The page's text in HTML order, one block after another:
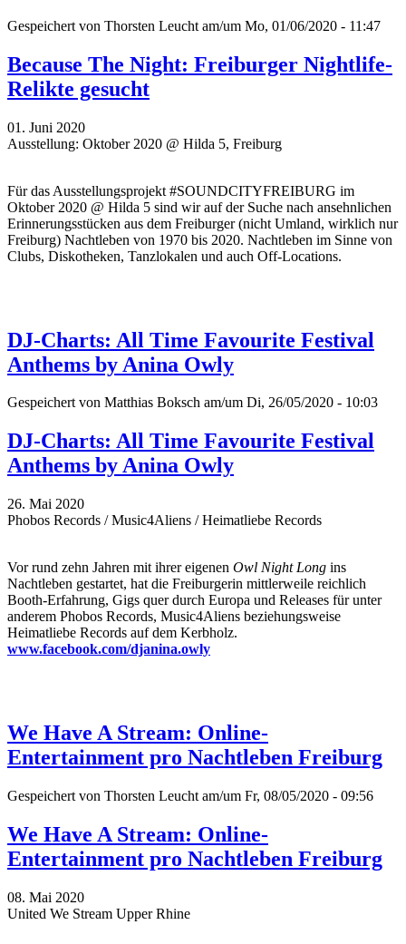
Gespeichert von Thorsten Leucht am/um Mo, 01/06/2020 - 11:47
Because The Night: Freiburger Nightlife-
Relikte gesucht
01. Juni 2020
Ausstellung: Oktober 2020 @ Hilda 5, Freiburg
Für das Ausstellungsprojekt #SOUNDCITYFREIBURG im
Oktober 2020 @ Hilda 5 sind wir auf der Suche nach ansehnlichen
Erinnerungsstücken aus dem Freiburger (nicht Umland, wirklich nur
Freiburg) Nachtleben von 1970 bis 2020. Nachtleben im Sinne von
Clubs, Diskotheken, Tanzlokalen und auch Off-Locations.
DJ-Charts: All Time Favourite Festival
Anthems by Anina Owly
Gespeichert von Matthias Boksch am/um Di, 26/05/2020 - 10:03
DJ-Charts: All Time Favourite Festival
Anthems by Anina Owly
26. Mai 2020
Phobos Records / Music4Aliens / Heimatliebe Records
Vor rund zehn Jahren mit ihrer eigenen Owl Night Long ins
Nachtleben gestartet, hat die Freiburgerin mittlerweile reichlich
Booth-Erfahrung, Gigs quer durch Europa und Releases für unter
anderem Phobos Records, Music4Aliens beziehungsweise
Heimatliebe Records auf dem Kerbholz.
www.facebook.com/djanina.owly
We Have A Stream: Online-
Entertainment pro Nachtleben Freiburg
Gespeichert von Thorsten Leucht am/um Fr, 08/05/2020 - 09:56
We Have A Stream: Online-
Entertainment pro Nachtleben Freiburg
08. Mai 2020
United We Stream Upper Rhine